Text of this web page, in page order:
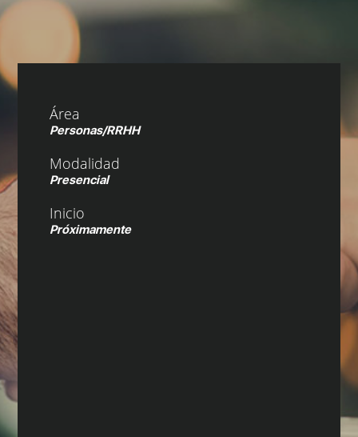
Área
Personas/RRHH
Modalidad
Presencial
Inicio
Próximamente